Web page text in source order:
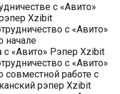
с «Авито»
Xzibit
с «Авито»
начале
с «Авито» Рэпер Xzibit
с «Авито»
совместной работе с
рэпер Xzibit